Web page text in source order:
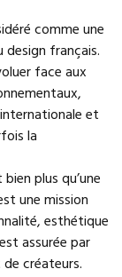
comme une
design français.
face aux
et
la
plus qu’une
une mission
esthétique
assurée par
créateurs.